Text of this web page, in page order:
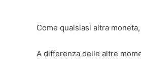
Come qualsiasi altra
A differenza delle altre